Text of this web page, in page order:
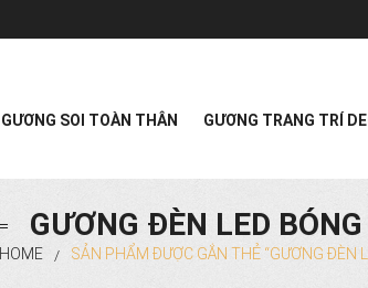
GƯƠNG SOI TOÀN THÂN GƯƠNG TRANG TRÍ
GƯƠNG ĐÈN LED
HOME / SẢN PHẨM ĐƯỢC GẮN THẺ “GƯƠNG ĐÈN